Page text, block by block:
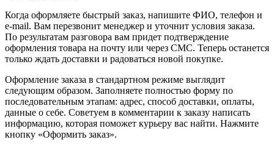
Когда оформляете быстрый заказ, напишите ФИО, телефон и
e-mail. Вам перезвонит менеджер и уточнит условия заказа.
По результатам разговора вам придет подтверждение
оформления товара на почту или через СМС. Теперь останется
только ждать доставки и радоваться новой покупке.
Оформление заказа в стандартном режиме выглядит
следующим образом. Заполняете полностью форму по
последовательным этапам: адрес, способ доставки, оплаты,
данные о себе. Советуем в комментарии к заказу написать
информацию, которая поможет курьеру вас найти. Нажмите
кнопку «Оформить заказ».